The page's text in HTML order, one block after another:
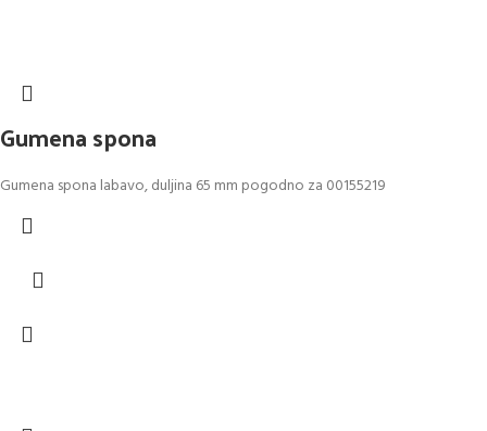
Gumena spona
Gumena spona labavo, duljina 65 mm pogodno za 00155219